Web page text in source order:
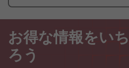
お得な情報をい
ろう